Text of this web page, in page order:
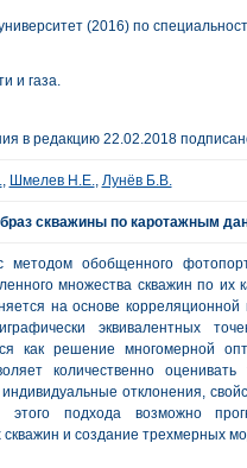
(2016) по
и газа.
в редакцию 22.02.2018
, Шмелев Н.Е., Лунёв Б.В.
скважины по каротажным
методом обобщенного
множества скважин по
на основе
эквивалентных
как решение многомерной
количественно
индивидуальные отклонения,
этого подхода возможно
и создание трехмерных